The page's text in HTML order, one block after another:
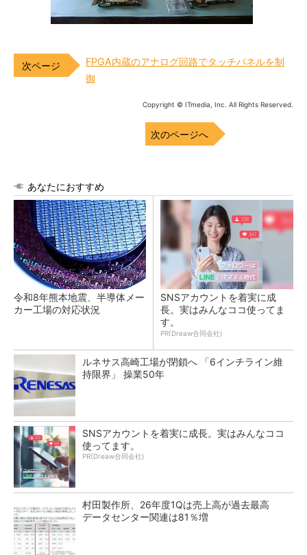
FPGA内蔵のアナログ回路でタッチパネルを制
御
Copyright © ITmedia, Inc. All Rights Reserved.
次のページへ
あなたにおすすめ
令和8年熊本地震、半導体メー
カー工場の対応状況
SNSアカウントを着実に成
長。実はみんなココ使ってま
す。
PR(Dreaw合同会社)
ルネサス高崎工場が閉鎖へ 「6インチライン維
持限界」 操業50年
SNSアカウントを着実に成長。実はみんなココ
使ってます。
PR(Dreaw合同会社)
村田製作所、26年度1Qは売上高が過去最高
データセンター関連は81％増